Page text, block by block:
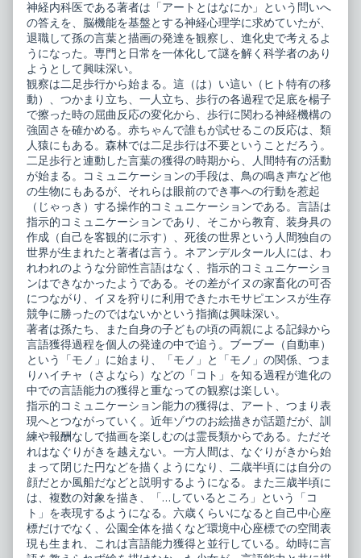
神経内科医である著者は「アートとはなにか」という問いへ
の答えを、脳機能を基盤とする神経心理学に求めていたが、
退職して孫の言葉と描画の発達を観察し、進化史で考えるよ
うになった。専門と日常を一体化して謎を解く科学者のあり
ようとして興味深い。
観察は二足歩行から始まる。這（は）い這い（ヒト特有の移
動）、つかまり立ち、一人立ち、歩行の各過程で足底を楊子
で擦った時の屈曲反応の変化から、歩行に関わる神経機構の
強固さを確かめる。赤ちゃんで誰もが試せるこの反応は、類
人猿にもある。森林では二足歩行は不要ということだろう。
二足歩行と連動した言葉の獲得の時期から、人間特有の活動
が始まる。コミュニケーションの手段は、鳥の鳴き声など他
の生物にもあるが、それらは眼前のでき事への行動を惹起
（じゃっき）する操作的コミュニケーションである。言語は
指示的コミュニケーションであり、そこから教育、装身具の
作成（自己を客観的に示す）、死後の世界という人間独自の
世界が生まれたと著者は言う。ネアンデルタール人には、わ
れわれのような分節性言語はなく、指示的コミュニケーショ
ンはできなかったようである。その差がイヌの家畜化の可否
につながり、イヌを狩りに利用できたホモサピエンスが生存
競争に勝ったのではないかという指摘は興味深い。
著者は孫たち、また自身の子どもの頃の両親による記録から
言語獲得過程を個人の発達の中で追う。ブーブー（自動車）
という「モノ」に始まり、「モノ」と「モノ」の関係、つま
りハイチャ（さよなら）などの「コト」を知る過程が進化の
中での言語能力の獲得と重なっての観察は楽しい。
指示的コミュニケーション能力の獲得は、アート、つまり表
現へとつながっていく。近年ゾウのお絵描きが話題だが、訓
練や報酬なしで描画を楽しむのは霊長類からである。ただそ
れはなぐりがきを越えない。一方人間は、なぐりがきから始
まって閉じた円などを描くようになり、二歳半頃には自分の
顔だとか風船だなどと説明するようになる。また三歳半頃に
は、複数の対象を描き、「…しているところ」という「コ
ト」を表現するようになる。六歳くらいになると自己中心座
標だけでなく、公園全体を描くなど環境中心座標での空間表
現も生まれ、これは言語能力獲得と並行している。幼時に言